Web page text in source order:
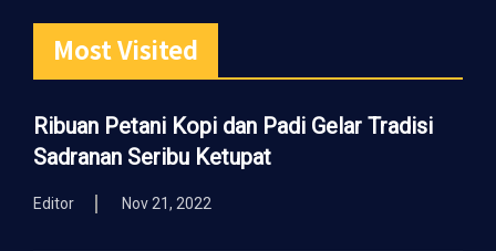
Most Visited
Ribuan Petani Kopi dan Padi Gelar Tradisi
Sadranan Seribu Ketupat
Editor Nov 21, 2022